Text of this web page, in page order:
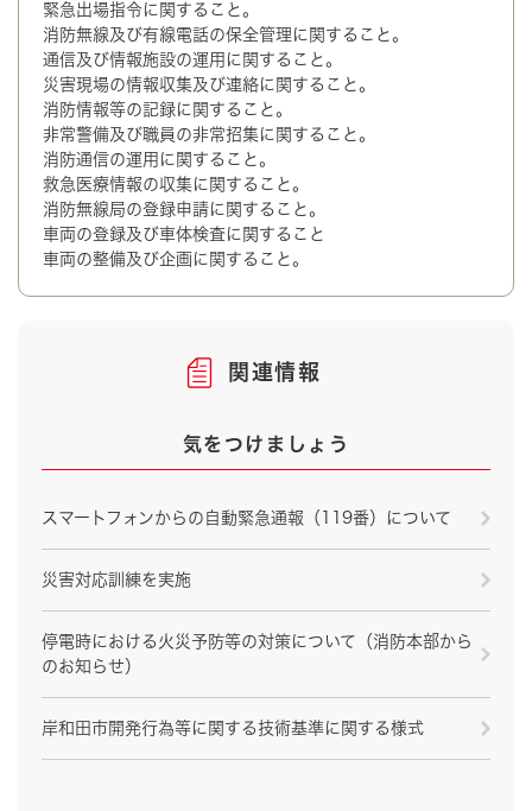
緊急出場指令に関すること。
消防無線及び有線電話の保全管理に関すること。
通信及び情報施設の運用に関すること。
災害現場の情報収集及び連絡に関すること。
消防情報等の記録に関すること。
非常警備及び職員の非常招集に関すること。
消防通信の運用に関すること。
救急医療情報の収集に関すること。
消防無線局の登録申請に関すること。
車両の登録及び車体検査に関すること
車両の整備及び企画に関すること。
関連情報
気をつけましょう
スマートフォンからの自動緊急通報（119番）について
災害対応訓練を実施
停電時における火災予防等の対策について（消防本部から
のお知らせ）
岸和田市開発行為等に関する技術基準に関する様式